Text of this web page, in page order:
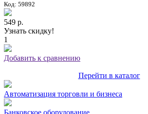
Код: 59892
549 р.
Узнать скидку!
1
Добавить к сравнению
Перейти в каталог
Автоматизация торговли и бизнеса
Банковское оборудование